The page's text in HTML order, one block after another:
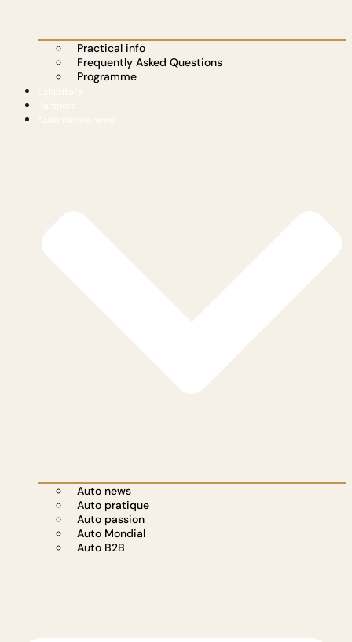
Practical info
Frequently Asked Questions
Programme
Auto news
Auto pratique
Auto passion
Auto Mondial
Auto B2B